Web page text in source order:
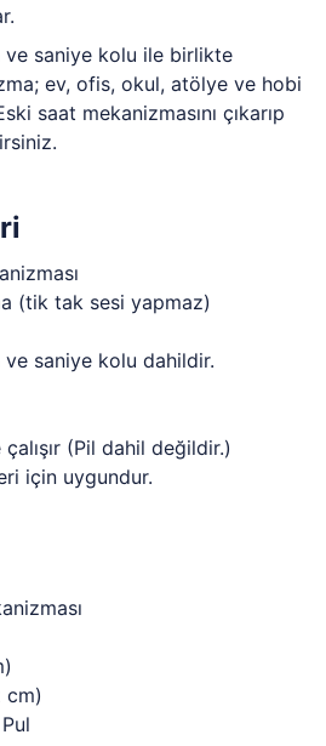
saniye kolu ile birlikte
ev, ofis, okul, atölye ve hobi
saat mekanizmasını çıkarıp
(tik tak sesi yapmaz)
saniye kolu dahildir.
(Pil dahil değildir.)
için uygundur.
cm)